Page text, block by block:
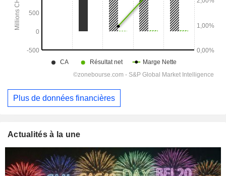
Plus de données financières
Actualités à la une